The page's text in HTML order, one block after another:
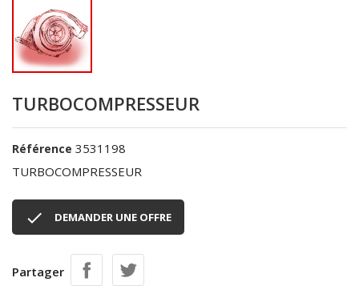
TURBOCOMPRESSEUR
Référence 3531198
TURBOCOMPRESSEUR
 DEMANDER UNE OFFRE
Partager